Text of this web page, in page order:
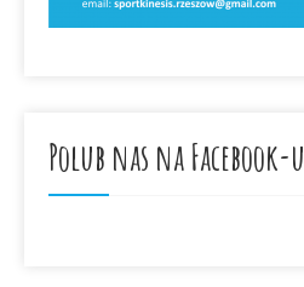
Polub nas na Facebook-u